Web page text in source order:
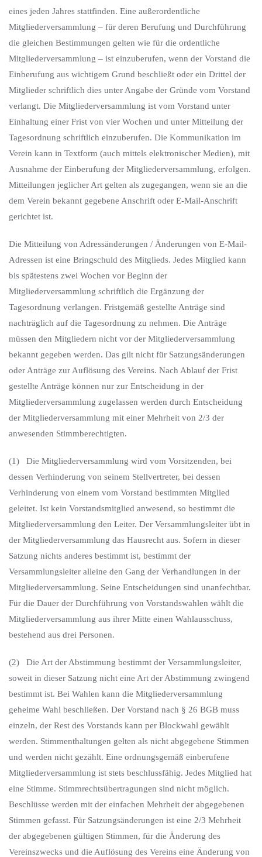
eines jeden Jahres stattfinden. Eine außerordentliche
Mitgliederversammlung – für deren Berufung und Durchführung
die gleichen Bestimmungen gelten wie für die ordentliche
Mitgliederversammlung – ist einzuberufen, wenn der Vorstand die
Einberufung aus wichtigem Grund beschließt oder ein Drittel der
Mitglieder schriftlich dies unter Angabe der Gründe vom Vorstand
verlangt. Die Mitgliederversammlung ist vom Vorstand unter
Einhaltung einer Frist von vier Wochen und unter Mitteilung der
Tagesordnung schriftlich einzuberufen. Die Kommunikation im
Verein kann in Textform (auch mittels elektronischer Medien), mit
Ausnahme der Einberufung der Mitgliederversammlung, erfolgen.
Mitteilungen jeglicher Art gelten als zugegangen, wenn sie an die
dem Verein bekannt gegebene Anschrift oder E-Mail-Anschrift
gerichtet ist.
Die Mitteilung von Adressänderungen / Änderungen von E-Mail-
Adressen ist eine Bringschuld des Mitglieds. Jedes Mitglied kann
bis spätestens zwei Wochen vor Beginn der
Mitgliederversammlung schriftlich die Ergänzung der
Tagesordnung verlangen. Fristgemäß gestellte Anträge sind
nachträglich auf die Tagesordnung zu nehmen. Die Anträge
müssen den Mitgliedern nicht vor der Mitgliederversammlung
bekannt gegeben werden. Das gilt nicht für Satzungsänderungen
oder Anträge zur Auflösung des Vereins. Nach Ablauf der Frist
gestellte Anträge können nur zur Entscheidung in der
Mitgliederversammlung zugelassen werden durch Entscheidung
der Mitgliederversammlung mit einer Mehrheit von 2/3 der
anwesenden Stimmberechtigten.
(1) Die Mitgliederversammlung wird vom Vorsitzenden, bei
dessen Verhinderung von seinem Stellvertreter, bei dessen
Verhinderung von einem vom Vorstand bestimmten Mitglied
geleitet. Ist kein Vorstandsmitglied anwesend, so bestimmt die
Mitgliederversammlung den Leiter. Der Versammlungsleiter übt in
der Mitgliederversammlung das Hausrecht aus. Sofern in dieser
Satzung nichts anderes bestimmt ist, bestimmt der
Versammlungsleiter alleine den Gang der Verhandlungen in der
Mitgliederversammlung. Seine Entscheidungen sind unanfechtbar.
Für die Dauer der Durchführung von Vorstandswahlen wählt die
Mitgliederversammlung aus ihrer Mitte einen Wahlausschuss,
bestehend aus drei Personen.
(2) Die Art der Abstimmung bestimmt der Versammlungsleiter,
soweit in dieser Satzung nicht eine Art der Abstimmung zwingend
bestimmt ist. Bei Wahlen kann die Mitgliederversammlung
geheime Wahl beschließen. Der Vorstand nach § 26 BGB muss
einzeln, der Rest des Vorstands kann per Blockwahl gewählt
werden. Stimmenthaltungen gelten als nicht abgegebene Stimmen
und werden nicht gezählt. Eine ordnungsgemäß einberufene
Mitgliederversammlung ist stets beschlussfähig. Jedes Mitglied hat
eine Stimme. Stimmrechtsübertragungen sind nicht möglich.
Beschlüsse werden mit der einfachen Mehrheit der abgegebenen
Stimmen gefasst. Für Satzungsänderungen ist eine 2/3 Mehrheit
der abgegebenen gültigen Stimmen, für die Änderung des
Vereinszwecks und die Auflösung des Vereins eine Änderung von